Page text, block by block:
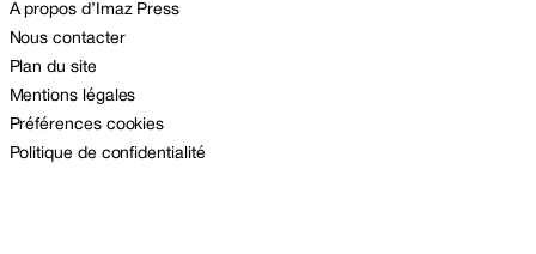
A propos d’Imaz Press
Nous contacter
Plan du site
Mentions légales
Préférences cookies
Politique de confidentialité